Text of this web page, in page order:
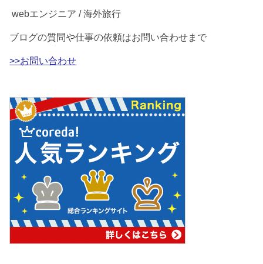
webエンジニア / 海外旅行
ブログの質問や仕事の依頼はお問い合わせまで
>>お問い合わせ